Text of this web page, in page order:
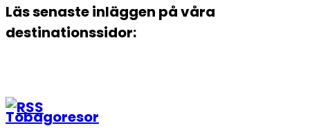
Läs senaste inläggen på våra
destinationssidor:
Tobagoresor